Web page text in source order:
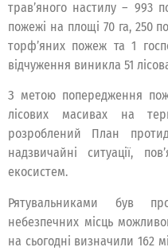
трав’яного настилу – 993
пожежі на площі 70 га, 250
торф’яних пожеж та 1
відчуження виникла 51
З метою попередження
лісових масивах на
розроблений План
надзвичайні ситуації,
екосистем.
Рятувальниками був
небезпечних місць
на сьогодні визначили 162